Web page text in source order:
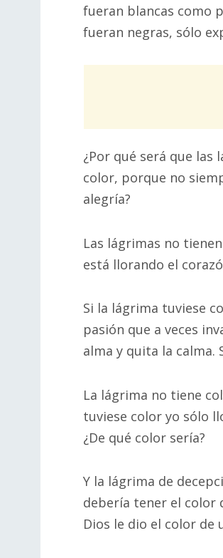
fueran blancas como
fueran negras, sólo
¿Por qué será que las
color, porque no
alegría?
Las lágrimas no
está llorando el
Si la lágrima tuviese
pasión que a veces
alma y quita la calma.
La lágrima no tiene
tuviese color yo sólo
¿De qué color sería?
Y la lágrima de
debería tener el color
Dios le dio el color de